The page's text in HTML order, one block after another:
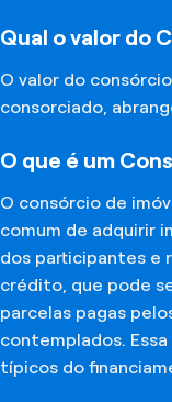
Qual o valor do
O valor do
consorciado,
O que é um
O consórcio de
comum de adquirir
dos participantes e
crédito, que pode
parcelas pagas
contemplados.
típicos do